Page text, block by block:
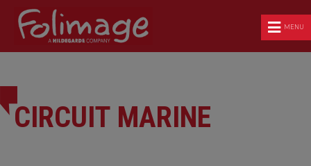
MENU
CIRCUIT MARINE